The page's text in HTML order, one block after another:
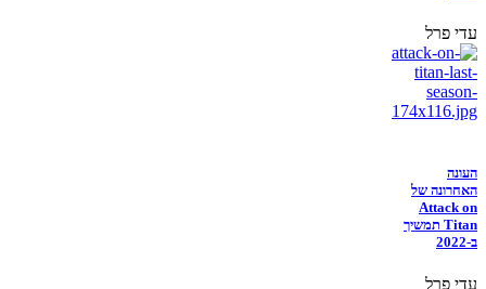
עדי פרל
העונה
האחרונה של
Attack on
Titan תמשיך
ב-2022
עדי פרל